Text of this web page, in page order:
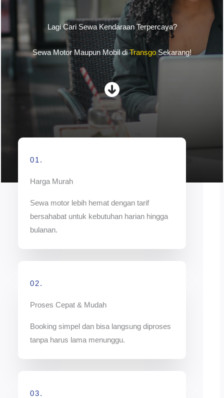
Lagi Cari Sewa Kendaraan Terpercaya?
Sewa Motor Maupun Mobil diTransgo Sekarang!
01.
Harga Murah
Sewa motor lebih hemat dengan tarif
bersahabat untuk kebutuhan harian hingga
bulanan.
02.
Proses Cepat & Mudah
Booking simpel dan bisa langsung diproses
tanpa harus lama menunggu.
03.